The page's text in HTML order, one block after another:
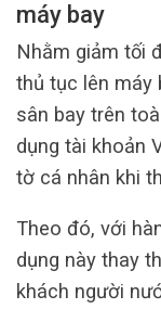
máy bay
Nhằm giảm tối
thủ tục lên máy
sân bay trên
dụng tài khoản
tờ cá nhân khi
Theo đó, với
dụng này thay
khách người